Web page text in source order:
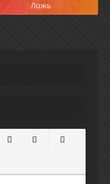
Ложь
спойлера